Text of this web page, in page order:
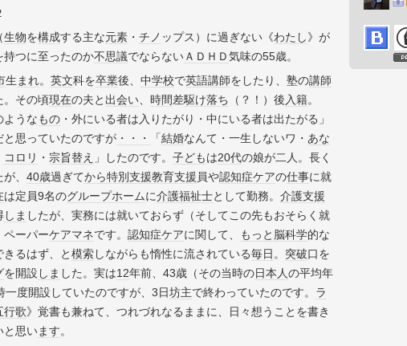
（生物を構成する主な元素 ・ チノ ップス）に過ぎない《わたし》が
持つに至ったのか不思議でならないＡＤＨＤ気味の55歳。
生まれ。 英文科を卒業後、 中学校で英語講師をしたり、塾の講師
。その頃現在の夫と 出会い、 時間差駆け落ち （？！）後入籍。
ようなもの ・外にいる者は入りたがり・中にいる者は出たがる」
と思っていたのですが ・・・ 「結婚なんて・一生しないワ・ あな
コロリ ・ 宗旨替え 」したのです。 子どもは20代の娘が二人。長く
、 40歳過ぎてから特別支援教育支援員や認知症ケアの仕事に就
は定員9名のグループホームに介護福祉士として勤務。 介護支援
しま したが、実務には就いておらず（そしてこの先もおそらく就
ペーパーケアマネです。 認知症ケアに関して、 もっと 脳科学的な
きるはず、と模索しながらも惰性に流されている毎日。 突破口を
を開設 しま した。実は12年前、43歳（その当時の日本人の平均年
一度開設していたのですが、3日坊主で終わっていたのです。 ラ
行歌》覚書も兼ねて、つれづれなるままに、日々想うことを書き
と思います。